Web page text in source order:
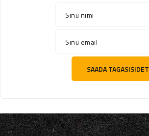
Sinu nimi
Sinu email
SAADA TAGASISIDET